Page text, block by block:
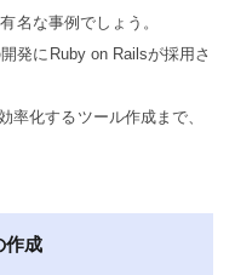
名な事例でしょう。
発にRuby on Railsが採用さ
率化するツール作成まで、
作成